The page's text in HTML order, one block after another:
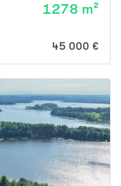
1278 m²
45 000 €